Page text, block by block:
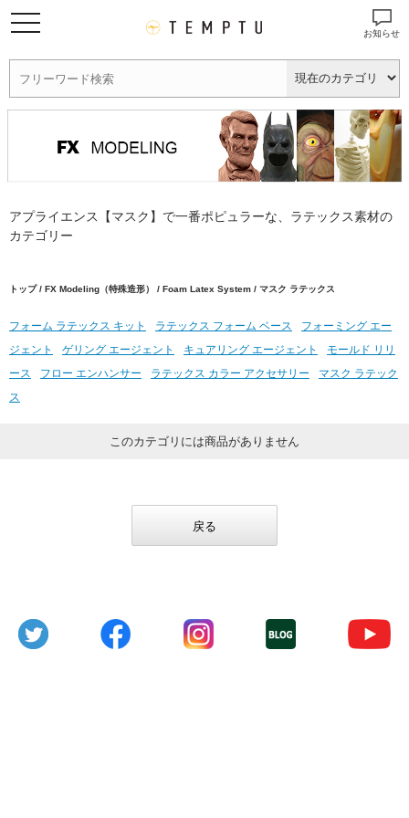
お知らせ
アプライエンス【マスク】で一番ポピュラーな、ラテックス素材の
カテゴリー
トップ/ FX Modeling（特殊造形） / Foam Latex System / マスク ラテックス
フォーム ラテックス キット ラテックス フォーム ベース
フォーミング エー
ジェント
ゲリング エージェント キュアリング エージェント
モールド リリ
ース
フロー エンハンサー ラテックス カラー アクセサリー
マスク ラテック
ス
このカテゴリには商品がありません
戻る